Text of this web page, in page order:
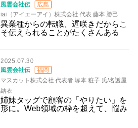
風雲会社伝
広島
iai（アイエーアイ）株式会社 代表 藤本 勝己
異業種からの転職、遅咲きだからこ
そ伝えられることがたくさんある
2025.07.30
風雲会社伝
福岡
マスカット株式会社 代表者 塚本 粧子 氏/名護屋
結衣
姉妹タッグで顧客の「やりたい」を
形に。Web領域の枠を超えて、悩み